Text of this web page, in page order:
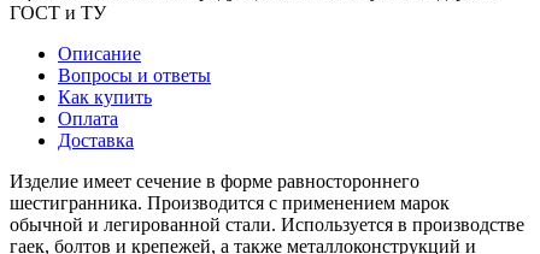
ГОСТ и ТУ
Описание
Вопросы и ответы
Как купить
Оплата
Доставка
Изделие имеет сечение в форме равностороннего
шестигранника. Производится с применением марок
обычной и легированной стали. Используется в производстве
гаек, болтов и крепежей, а также металлоконструкций и